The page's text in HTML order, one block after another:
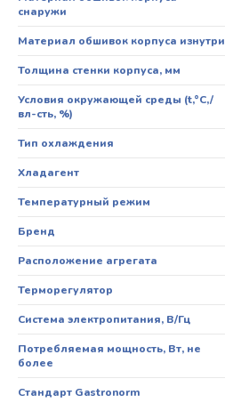
снаружи
Материал обшивок корпуса изнутри
Толщина стенки корпуса, мм
Условия окружающей среды (t,°C,/
вл-сть, %)
Тип охлаждения
Хладагент
Температурный режим
Бренд
Расположение агрегата
Терморегулятор
Система электропитания, В/Гц
Потребляемая мощность, Вт, не
более
Стандарт Gastronorm